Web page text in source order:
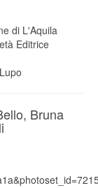
di L'Aquila
Editrice
Bruna